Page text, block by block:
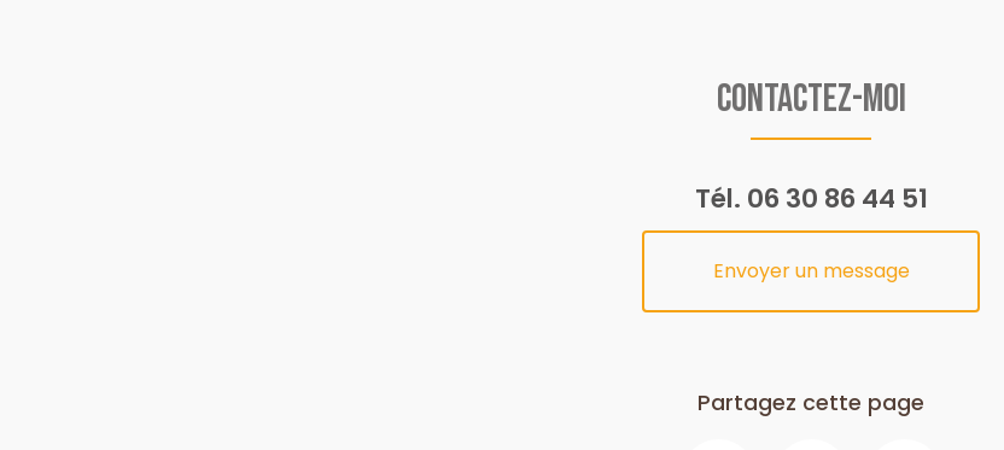
Contactez-moi
Tél. 06 30 86 44 51
Envoyer un message
Partagez cette page